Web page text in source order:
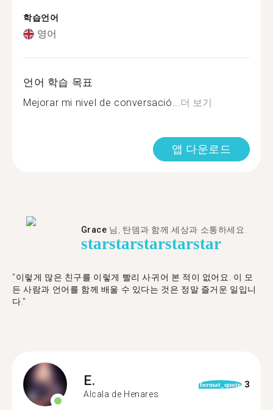
학습언어
영어
언어 학습 목표
Mejorar mi nivel de conversació...더 보기
앱 다운로드
Grace 님, 탄뎀과 함께 세상과 소통하세요.
starstarstarstarstar
"이렇게 많은 친구를 이렇게 빨리 사귀어 본 적이 없어요. 이 모
든 사람과 언어를 함께 배울 수 있다는 것은 정말 즐거운 일입니
다."
E.
Alcala de Henares
format_quote 3